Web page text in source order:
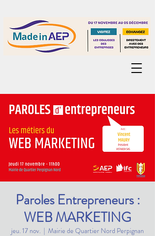
Paroles Entrepreneurs :
WEB MARKETING
jeu. 17 nov.
  |
Mairie de Quartier Nord Perpignan